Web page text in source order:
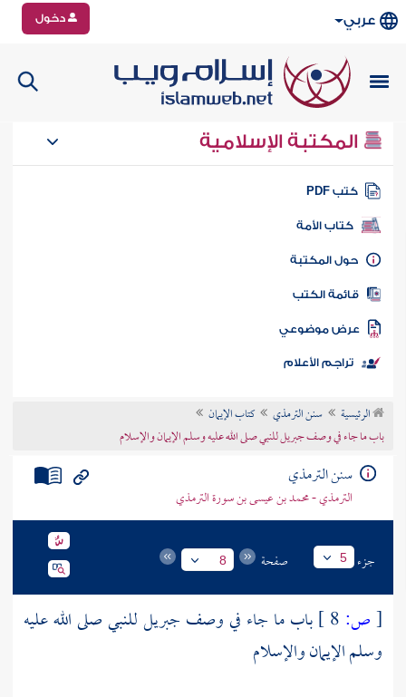
عربي دخول
المكتبة الإسلامية
كتب PDF
كتاب الأمة
المكتبة
الكتب
موضوعي
تراجم الأعلام
الرئيسية سنن الترمذي
كتاب الإيمان
باب ما جاء في وصف جبريل للنبي صلى الله عليه وسلم الإيمان والإسلام
سنن الترمذي
الترمذي - محمد بن عيسى بن سورة الترمذي
جزء 5 صفحة 8
[ص: باب ما جاء في وصف جبريلللنبي صلى الله عليه
وسلم الإيمان والإسلام